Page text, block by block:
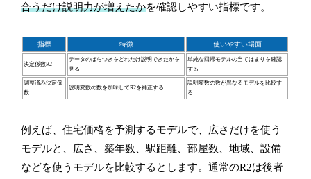
合うだけ説明力が増えたかを確認しやすい指標です。
指標 特徴 使いやすい場面
決定係数R2
データのばらつきをどれだけ説明できたかを
見る
単純な回帰モデルの当てはまりを確認
する
調整済み決定係
数
説明変数の数を加味してR2を補正する
説明変数の数が異なるモデルを比較す
る
例えば、住宅価格を予測するモデルで、広さだけを使う
モデルと、広さ、築年数、駅距離、部屋数、地域、設備
などを使うモデルを比較するとします。通常のR2は後者